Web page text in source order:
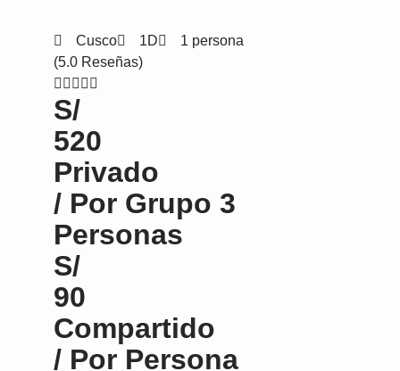
Cusco 1D
1 persona
(5.0 Reseñas)
    
S/
520
Privado
/ Por Grupo 3
Personas
S/
90
Compartido
/ Por Persona